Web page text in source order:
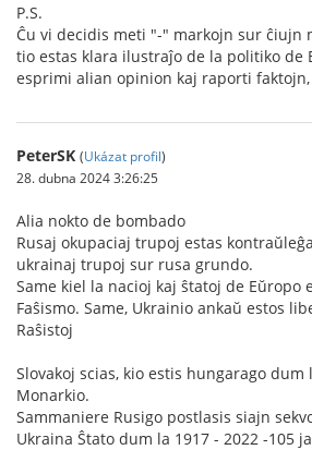
P.S.
Ĉu vi decidis meti "-" markojn sur ĉiujn
tio estas klara ilustraĵo de la politiko de
esprimi alian opinion kaj raporti
PeterSK (Ukázat profil)
28. dubna 2024 3:26:25
Alia nokto de bombado
Rusaj okupaciaj trupoj estas
ukrainaj trupoj sur rusa grundo.
Same kiel la nacioj kaj ŝtatoj de Eŭropo
Faŝismo. Same, Ukrainio ankaŭ estos
Raŝistoj
Slovakoj scias, kio estis hungarago
Monarkio.
Sammaniere Rusigo postlasis siajn
Ukraina Ŝtato dum la 1917 - 2022 -105